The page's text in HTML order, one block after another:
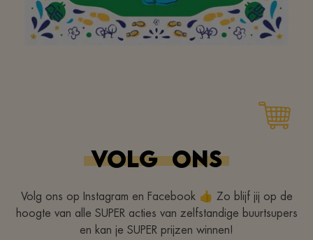
vriendelijke service
VOLG ONS
Volg ons op Instagram en Facebook 👍 Zo blijf jij op de
hoogte van alle SUPER acties van zelfstandige buurtsupers
en kan je SUPER prijzen winnen!